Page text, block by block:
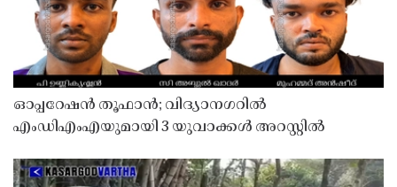
ഓപ്പറേഷൻ തൂഫാൻ; വിദ്യാനഗറിൽ
എംഡിഎംഎയുമായി 3 യുവാക്കൾ അറസ്റ്റിൽ